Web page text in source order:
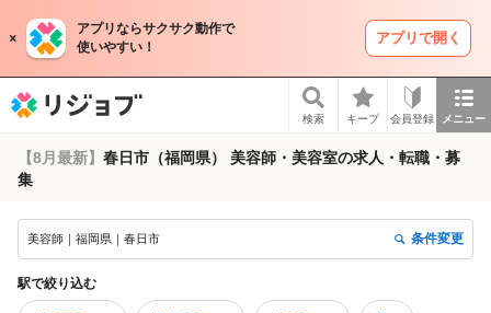
アプリならサクサク動作で
使いやすい！
アプリで開く
検索 キープ 会員登録 メニュー
【8月最新】 春日市（福岡県） 美容師・美容室の求人・転職・募
集
美容師｜福岡県｜春日市 条件変更
駅で絞り込む